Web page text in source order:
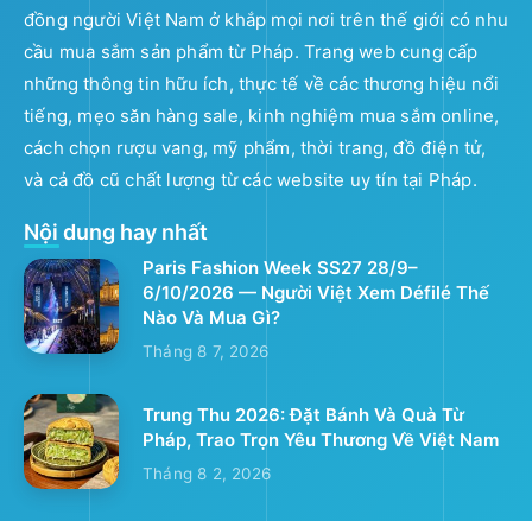
đồng người Việt Nam ở khắp mọi nơi trên thế giới có nhu
cầu mua sắm sản phẩm từ Pháp. Trang web cung cấp
những thông tin hữu ích, thực tế về các thương hiệu nổi
tiếng, mẹo săn hàng sale, kinh nghiệm mua sắm online,
cách chọn rượu vang, mỹ phẩm, thời trang, đồ điện tử,
và cả đồ cũ chất lượng từ các website uy tín tại Pháp.
Nội dung hay nhất
Paris Fashion Week SS27 28/9–
6/10/2026 — Người Việt Xem Défilé Thế
Nào Và Mua Gì?
Tháng 8 7, 2026
Trung Thu 2026: Đặt Bánh Và Quà Từ
Pháp, Trao Trọn Yêu Thương Về Việt Nam
Tháng 8 2, 2026